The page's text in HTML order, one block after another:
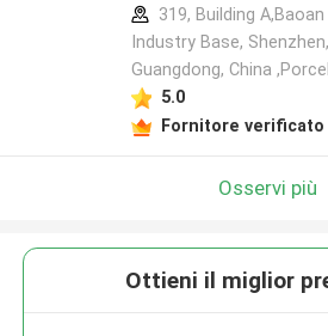
319, Building
Industry Base, Shenzhen,
Guangdong, China
5.0
Fornitore verificato
Osservi più
Ottieni il miglior